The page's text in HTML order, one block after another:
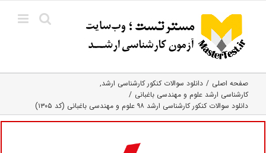
content
صفحه اصلی
دانلود سوالات کنکور کارشناسی ارشد
کارشناسی ارشد علوم و مهندسی باغبانی
دانلود سوالات کنکور کارشناسی ارشد ۹۸ علوم و مهندسی باغبانی (کد ۱۳۰۵)